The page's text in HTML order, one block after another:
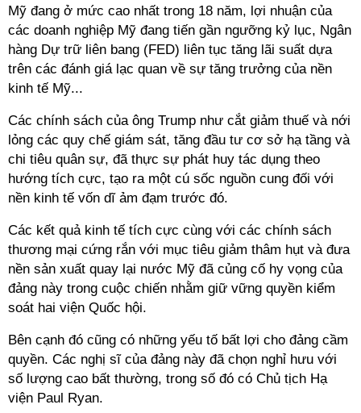
Mỹ đang ở mức cao nhất trong 18 năm, lợi nhuận của
các doanh nghiệp Mỹ đang tiến gần ngưỡng kỷ lục, Ngân
hàng Dự trữ liên bang (FED) liên tục tăng lãi suất dựa
trên các đánh giá lạc quan về sự tăng trưởng của nền
kinh tế Mỹ...
Các chính sách của ông Trump như cắt giảm thuế và nới
lỏng các quy chế giám sát, tăng đầu tư cơ sở hạ tầng và
chi tiêu quân sự, đã thực sự phát huy tác dụng theo
hướng tích cực, tạo ra một cú sốc nguồn cung đối với
nền kinh tế vốn dĩ ảm đạm trước đó.
Các kết quả kinh tế tích cực cùng với các chính sách
thương mại cứng rắn với mục tiêu giảm thâm hụt và đưa
nền sản xuất quay lại nước Mỹ đã củng cố hy vọng của
đảng này trong cuộc chiến nhằm giữ vững quyền kiểm
soát hai viện Quốc hội.
Bên cạnh đó cũng có những yếu tố bất lợi cho đảng cầm
quyền. Các nghị sĩ của đảng này đã chọn nghỉ hưu với
số lượng cao bất thường, trong số đó có Chủ tịch Hạ
viện Paul Ryan.